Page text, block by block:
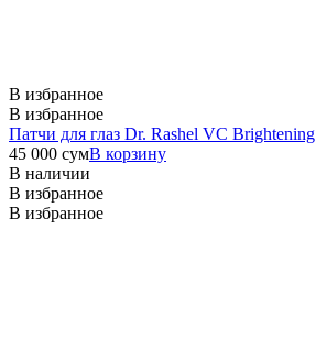
В избранное
В избранное
Патчи для глаз Dr. Rashel VC Brightening
45 000 сумВ корзину
В наличии
В избранное
В избранное